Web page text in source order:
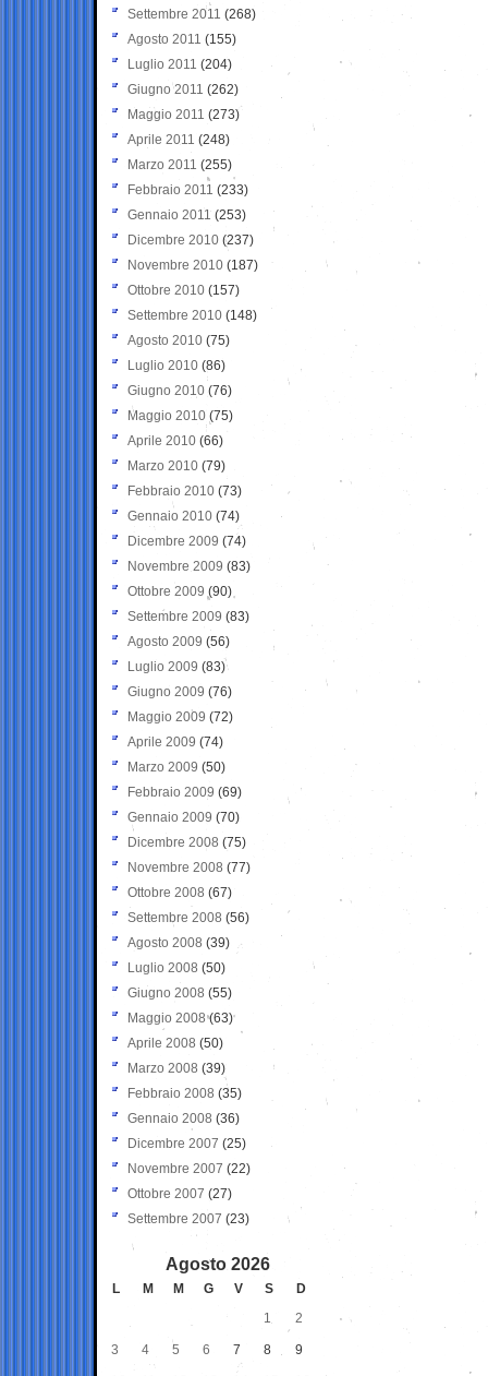
Settembre 2011 (268)
Agosto 2011 (155)
Luglio 2011 (204)
Giugno 2011 (262)
Maggio 2011 (273)
Aprile 2011 (248)
Marzo 2011 (255)
Febbraio 2011 (233)
Gennaio 2011 (253)
Dicembre 2010 (237)
Novembre 2010 (187)
Ottobre 2010 (157)
Settembre 2010 (148)
Agosto 2010 (75)
Luglio 2010 (86)
Giugno 2010 (76)
Maggio 2010 (75)
Aprile 2010 (66)
Marzo 2010 (79)
Febbraio 2010 (73)
Gennaio 2010 (74)
Dicembre 2009 (74)
Novembre 2009 (83)
Ottobre 2009 (90)
Settembre 2009 (83)
Agosto 2009 (56)
Luglio 2009 (83)
Giugno 2009 (76)
Maggio 2009 (72)
Aprile 2009 (74)
Marzo 2009 (50)
Febbraio 2009 (69)
Gennaio 2009 (70)
Dicembre 2008 (75)
Novembre 2008 (77)
Ottobre 2008 (67)
Settembre 2008 (56)
Agosto 2008 (39)
Luglio 2008 (50)
Giugno 2008 (55)
Maggio 2008(63)
Aprile 2008 (50)
Marzo 2008 (39)
Febbraio 2008 (35)
Gennaio 2008 (36)
Dicembre 2007 (25)
Novembre 2007 (22)
Ottobre 2007 (27)
Settembre 2007 (23)
Agosto 2026
L M M G V S
D
1
2
3 4 5 6 7 8 9